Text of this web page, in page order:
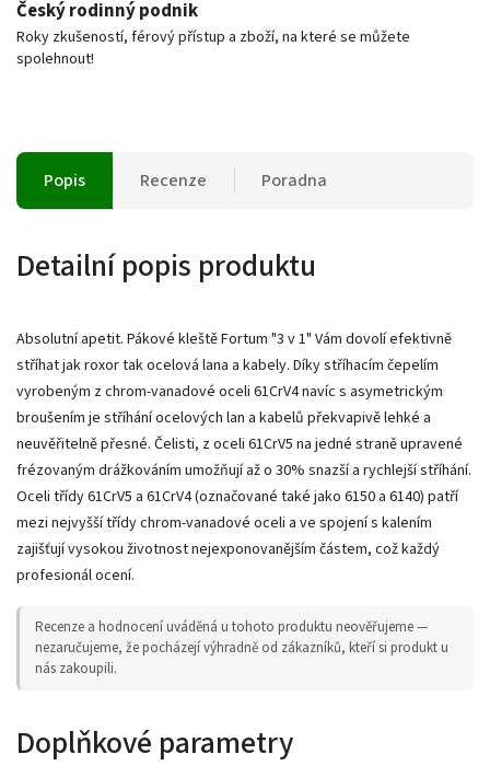
Český rodinný podnik
Roky zkušeností, férový přístup a zboží, na které se můžete
spolehnout!
Popis Recenze Poradna
Detailní popis produktu
Absolutní apetit. Pákové kleště Fortum "3 v 1" Vám dovolí efektivně
stříhat jak roxor tak ocelová lana a kabely. Díky stříhacím čepelím
vyrobeným z chrom-vanadové oceli 61CrV4 navíc s asymetrickým
broušením je stříhání ocelových lan a kabelů překvapivě lehké a
neuvěřitelně přesné. Čelisti, z oceli 61CrV5 na jedné straně upravené
frézovaným drážkováním umožňují až o 30% snazší a rychlejší stříhání.
Oceli třídy 61CrV5 a 61CrV4 (označované také jako 6150 a 6140) patří
mezi nejvyšší třídy chrom-vanadové oceli a ve spojení s kalením
zajišťují vysokou životnost nejexponovanějším částem, což každý
profesionál ocení.
Recenze a hodnocení uváděná u tohoto produktu neověřujeme —
nezaručujeme, že pocházejí výhradně od zákazníků, kteří si produkt u
nás zakoupili.
Doplňkové parametry